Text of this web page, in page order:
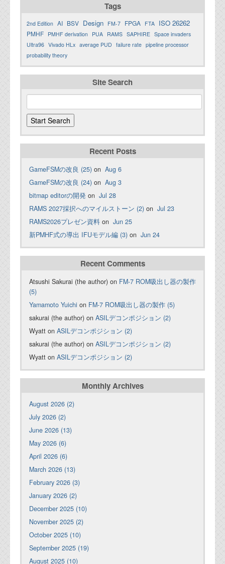
Tags
2nd Edition AI BSV Design FM-7 FPGA FTA ISO 26262
PMHF PMHF derivation PUA RAMS SAPHIRE Space invaders
Ultra96 Vivado HLx average PUD failure rate pipeline processor
probability theory
Site Search
Recent Posts
GameFSMの改良 (25) on Aug 6
GameFSMの改良 (24) on Aug 3
bitmap editorの開発 on Jul 28
RAMS 2027採択へのマイルストーン (2) on Jul 23
RAMS2026プレゼン資料 on Jun 25
新PMHF式の導出 IFUモデル編 (3) on Jun 24
Recent Comments
Atsushi Sakurai (the author) on FM-7 ROM吸出し器の製作
(5)
Yamamoto Yuichi on FM-7 ROM吸出し器の製作 (5)
sakurai (the author) on ASILデコンポジション (2)
Wyatt on ASILデコンポジション (2)
sakurai (the author) on ASILデコンポジション (2)
Wyatt on ASILデコンポジション (2)
Monthly Archives
August 2026 (2)
July 2026 (2)
June 2026 (13)
May 2026 (6)
April 2026 (6)
March 2026 (13)
February 2026 (3)
January 2026 (2)
December 2025 (10)
November 2025 (2)
October 2025 (10)
September 2025 (19)
August 2025 (10)